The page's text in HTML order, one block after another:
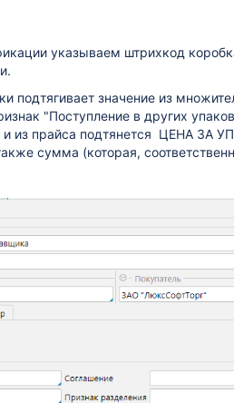
указываем штрихкод коробк
подтягивает значение из
"Поступление в других
и из прайса подтянется ЦЕНА ЗА
сумма (которая,